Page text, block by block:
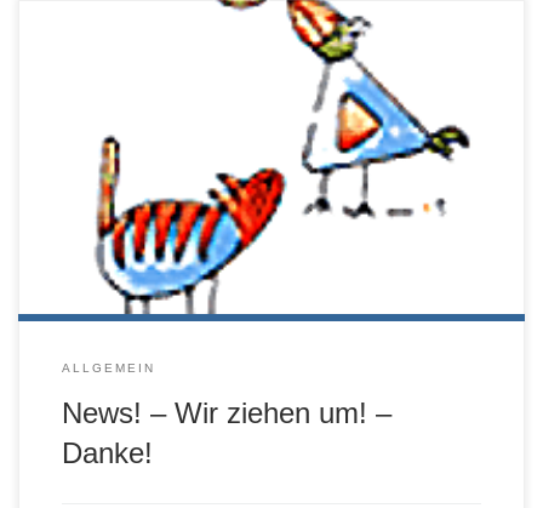
Liebe Patientenbesitzer, liebe Freunde, mein Team und ich
wünschen Ihnen/Euch und allen Vierbeinern ein gesegnetes
Weihnachtsfest und alles Gute, Glück und Gesundheit für
das kommende neue Jahr. Wer ein Haustier als
Familienmitglied hat, ist dem Glück ja schon sehr nahe und
nach wie vor gilt: Ist das Tierchen gesund, freut […]
ALLGEMEIN
News! – Wir ziehen um! –
Danke!